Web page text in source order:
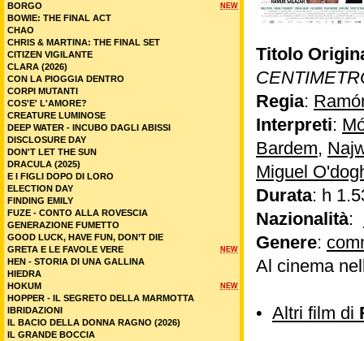
Titolo
Regia:
Interpreti:
Bardem,
Miguel
Durata: h
Nazionalità:
Genere:
Al cinema
• Altri film di
NEW
BORGO
BOWIE: THE FINAL ACT
CHAO
CHRIS & MARTINA: THE FINAL SET
CITIZEN VIGILANTE
CLARA (2026)
CON LA PIOGGIA DENTRO
CORPI MUTANTI
COS'E' L'AMORE?
CREATURE LUMINOSE
DEEP WATER - INCUBO DAGLI ABISSI
DISCLOSURE DAY
DON'T LET THE SUN
DRACULA (2025)
E I FIGLI DOPO DI LORO
ELECTION DAY
FINDING EMILY
FUZE - CONTO ALLA ROVESCIA
GENERAZIONE FUMETTO
GOOD LUCK, HAVE FUN, DON’T DIE
NEW
GRETA E LE FAVOLE VERE
HEN - STORIA DI UNA GALLINA
HIEDRA
NEW
HOKUM
HOPPER - IL SEGRETO DELLA MARMOTTA
IBRIDAZIONI
IL BACIO DELLA DONNA RAGNO (2026)
IL GRANDE BOCCIA